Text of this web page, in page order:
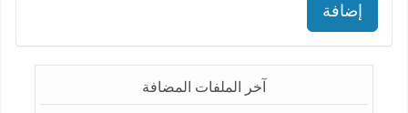
إضافة
آخر الملفات المضافة